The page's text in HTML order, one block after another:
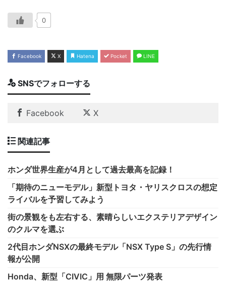
0
Facebook X Hatena Pocket LINE
SNSでフォローする
Facebook X
関連記事
ホンダ世界生産が4月として過去最高を記録！
「期待のニューモデル」新型トヨタ・ヤリスクロスの想定
ライバルを予習してみよう
街の景観をも左右する、素晴らしいエクステリアデザイン
のクルマを選ぶ
2代目ホンダNSXの最終モデル「NSX Type S」の先行情
報が公開
Honda、新型「CIVIC」用 無限パーツ発表